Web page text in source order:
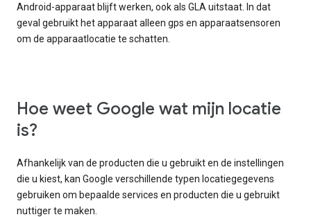
Android-apparaat blijft werken, ook als GLA uitstaat. In dat
geval gebruikt het apparaat alleen gps en apparaatsensoren
om de apparaatlocatie te schatten.
Hoe weet Google wat mijn locatie
is?
Afhankelijk van de producten die u gebruikt en de instellingen
die u kiest, kan Google verschillende typen locatiegegevens
gebruiken om bepaalde services en producten die u gebruikt
nuttiger te maken.